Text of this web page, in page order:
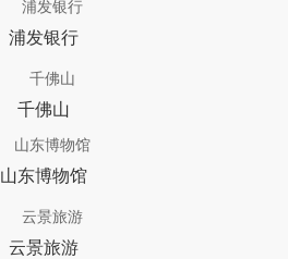
浦发银行
千佛山
山东博物馆
云景旅游